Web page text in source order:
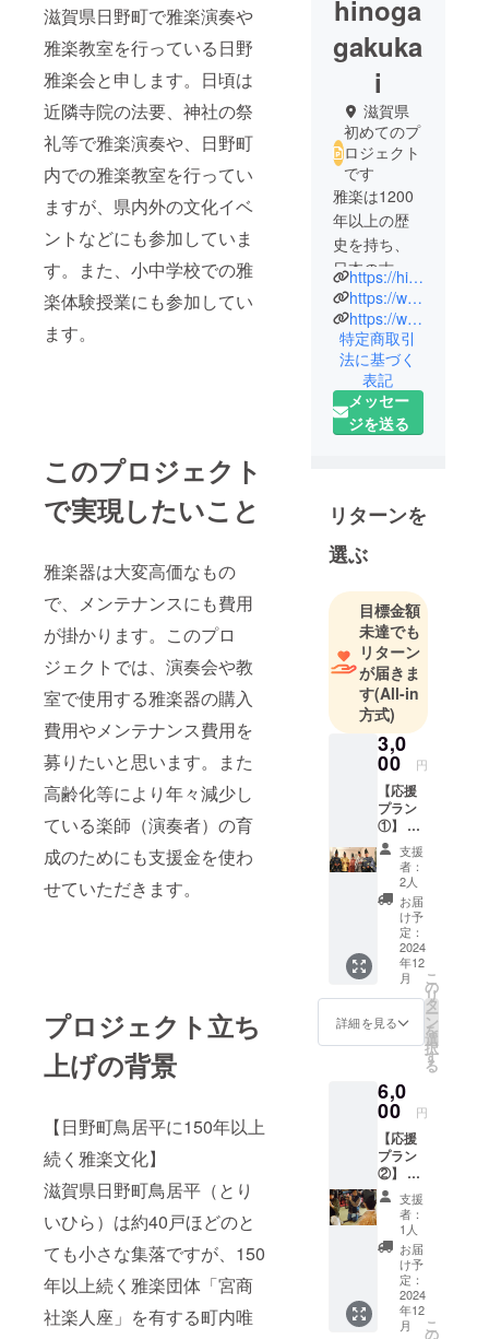
滋賀県日野町で雅楽演奏や
雅楽教室を行っている日野
雅楽会と申します。日頃は
近隣寺院の法要、神社の祭
礼等で雅楽演奏や、日野町
内での雅楽教室を行ってい
ますが、県内外の文化イベ
ントなどにも参加していま
す。また、小中学校での雅
楽体験授業にも参加してい
ます。
このプロジェクト
で実現したいこと
雅楽器は大変高価なもの
で、メンテナンスにも費用
が掛かります。このプロ
ジェクトでは、演奏会や教
室で使用する雅楽器の購入
費用やメンテナンス費用を
募りたいと思います。また
高齢化等により年々減少し
ている楽師（演奏者）の育
成のためにも支援金を使わ
せていただきます。
プロジェクト立ち
上げの背景
【日野町鳥居平に150年以上
続く雅楽文化】
滋賀県日野町鳥居平（とり
いひら）は約40戸ほどのと
ても小さな集落ですが、150
年以上続く雅楽団体「宮商
社楽人座」を有する町内唯
hinoga
gakuka
i
滋賀県
初めてのプ
ロジェクト
です
雅楽は1200
年以上の歴
史を持ち、
日本の古典
音楽とし
て、また世
界の古典音
楽として外
国でも非常
に高く評価
されてきて
集落には150
年以上にわ
たり雅楽文
れてきてい
ます。
しかし、昨
今の少子高
齢化や過疎
化により、
次代への雅
楽文化継承
が難しく
なってきて
います。そ
のため、町
や県の内外
を問わず、
雅楽に興味
がある方な
らどなたで
も参加で
べる教室の
開催、寺社
の行事以外
にも文化祭
や音楽イベ
ントなへの
参加など、
純粋に雅楽
という音楽
や文化を楽
しめるよう
https://hinogagakukai.gakuninza.net
https://www.facebook.com/search/top/?q=%E6%97%A5%E9%87%8E%E9%9B%85%E6%A5%BD%E4%BC%9A
https://www.youtube.com/@hinogagakukai
特定商取引
法に基づく
表記
メッセー
ジを送る
リターンを
選ぶ
目標金額
未達でも
リターン
が届きま
す(All-in
方式)
3,0
00 円
【応援
プラン
①】
日野雅
楽会よ
り感謝
を込め
てお礼
のメッ
セージ
をメー
ルにて
お届け
いたし
ます。
支援
者：
2人
お届
け予
定：
2024
年12
月
詳細を見る
こ
の
リ
タ
ー
ン
を
選
択
す
る
6,0
00 円
【応援
プラン
②】
日野雅
楽会よ
り感謝
を込め
てお礼
のメッ
セージ
をメー
ルにて
支援
者：
1人
お届
け予
定：
2024
年12
月
こ
の